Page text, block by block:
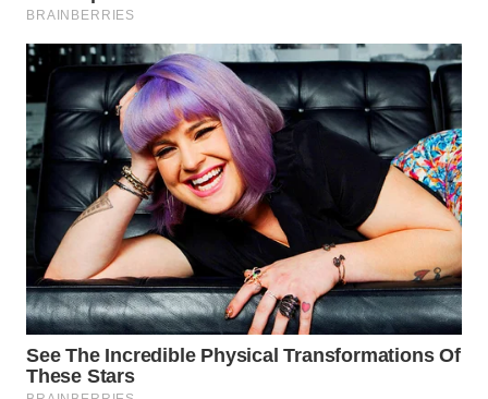
PURWAKARTA
WN
PRIANGAN
TIMUR
WN
SEMARANG
WN
SOLO
WN
BOROBUDUR